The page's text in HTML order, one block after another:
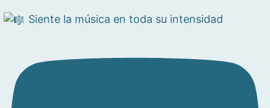
Siente la música en toda su intensidad